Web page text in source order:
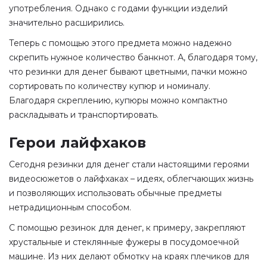
употребления. Однако с годами функции изделий
значительно расширились.
Теперь с помощью этого предмета можно надежно
скрепить нужное количество банкнот. А, благодаря тому,
что резинки для денег бывают цветными, пачки можно
сортировать по количеству купюр и номиналу.
Благодаря скреплению, купюры можно компактно
раскладывать и транспортировать.
Герои лайфхаков
Сегодня резинки для денег стали настоящими героями
видеосюжетов о лайфхаках – идеях, облегчающих жизнь
и позволяющих использовать обычные предметы
нетрадиционным способом.
С помощью резинок для денег, к примеру, закрепляют
хрустальные и стеклянные фужеры в посудомоечной
машине. Из них делают обмотку на краях плечиков для